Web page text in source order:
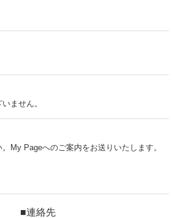
ません。
My Pageへのご案内をお送りいたします。
■連絡先